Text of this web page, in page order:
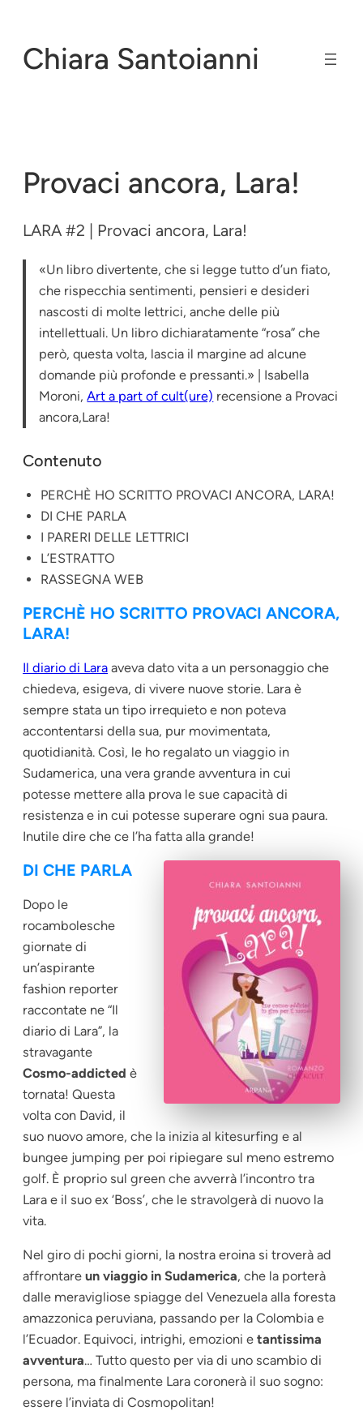
contenuto
Chiara Santoianni
Provaci ancora, Lara!
LARA #2 | Provaci ancora, Lara!
«Un libro divertente, che si legge tutto d’un fiato,
che rispecchia sentimenti, pensieri e desideri
nascosti di molte lettrici, anche delle più
intellettuali. Un libro dichiaratamente “rosa” che
però, questa volta, lascia il margine ad alcune
domande più profonde e pressanti.» | Isabella
Moroni,Art a part of cult(ure) recensione a Provaci
ancora,Lara!
Contenuto
PERCHÈ HO SCRITTO PROVACI ANCORA, LARA!
DI CHE PARLA
I PARERI DELLE LETTRICI
L’ESTRATTO
RASSEGNA WEB
PERCHÈ HO SCRITTO PROVACI ANCORA,
LARA!
Il diario di Lara aveva dato vita a un personaggio che
chiedeva, esigeva, di vivere nuove storie. Lara è
sempre stata un tipo irrequieto e non poteva
accontentarsi della sua, pur movimentata,
quotidianità. Così, le ho regalato un viaggio in
Sudamerica, una vera grande avventura in cui
potesse mettere alla prova le sue capacità di
resistenza e in cui potesse superare ogni sua paura.
Inutile dire che ce l’ha fatta alla grande!
DI CHE PARLA
Dopo le
rocambolesche
giornate di
un’aspirante
fashion reporter
raccontate ne “Il
diario di Lara”, la
stravagante
Cosmo-addicted è
tornata! Questa
volta con David, il
suo nuovo amore, che la inizia al kitesurfing e al
bungee jumping per poi ripiegare sul meno estremo
golf. È proprio sul green che avverrà l’incontro tra
Lara e il suo ex ‘Boss’, che le stravolgerà di nuovo la
vita.
Nel giro di pochi giorni, la nostra eroina si troverà ad
affrontare un viaggio in Sudamerica, che la porterà
dalle meravigliose spiagge del Venezuela alla foresta
amazzonica peruviana, passando per la Colombia e
l’Ecuador. Equivoci, intrighi, emozioni e tantissima
avventura… Tutto questo per via di uno scambio di
persona, ma finalmente Lara coronerà il suo sogno:
essere l’inviata di Cosmopolitan!